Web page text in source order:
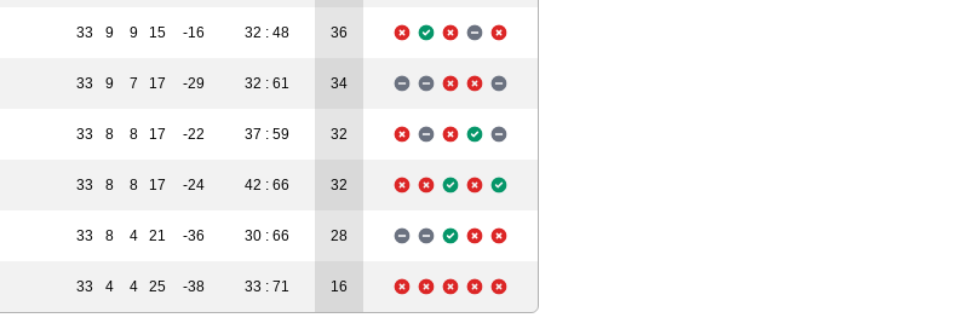
33 9 9 15 -16 32 : 48 36
33 9 7 17 -29 32 : 61 34
33 8 8 17 -22 37 : 59 32
33 8 8 17 -24 42 : 66 32
33 8 4 21 -36 30 : 66 28
33 4 4 25 -38 33 : 71 16